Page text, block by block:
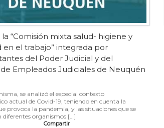
“Comisión mixta salud- higiene y
en el trabajo” integrada por
del Poder Judicial y del
Empleados Judiciales de Neuquén
se analizó el especial contexto
actual de Covid-19, teniendo en cuenta la
provoca la pandemia, y las situaciones que se
diferentes organismos […]
Compartir